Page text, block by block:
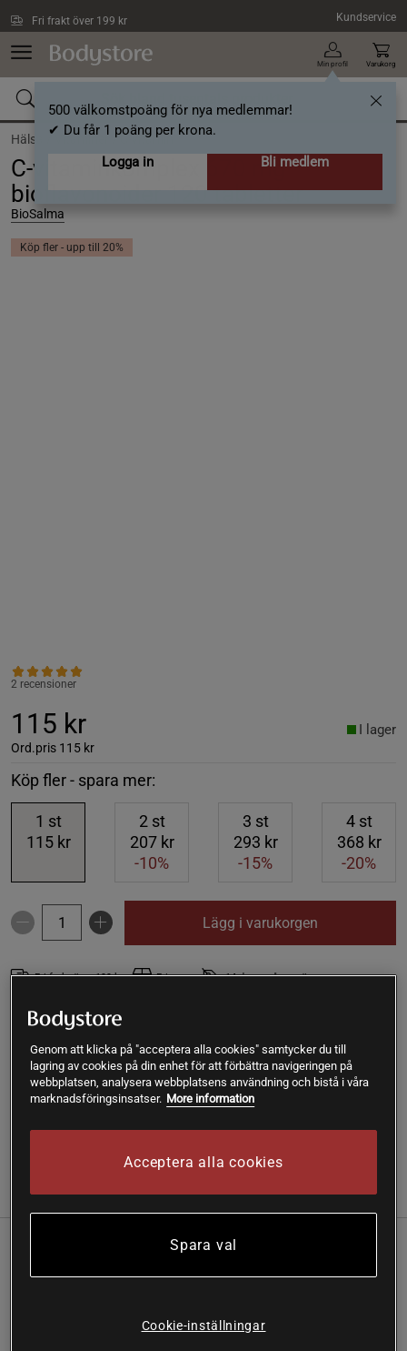
Fri frakt över 199 kr Kundservice
Min profil
500 välkomstpoäng för nya medlemmar!
✔ Du får 1 poäng per krona.
Logga in
Bli medlem
Varukorg
Hälsa / Vitaminer /C-vitamin
C-vitaminkomplex 670 mg
bioflavonoider 120 tabletter
BioSalma
Köp fler - upp till 20%
2 recensioner
115 kr
Ord.pris 115 kr
I lager
Köp fler - spara mer:
1 st
115 kr
2 st
207 kr
-10%
3 st
293 kr
-15%
4st
368 kr
-20%
Lägg i varukorgen
Fri frakt över 199 kr Fri retur 14 dagars ångerrätt
SKU #A2120-38| EAN
C-vitamin 670mg bioflavonoider är ett kosttillskott från
BioSalma med vitamin C + bioflavonoider. I form av late
release tabletter med långsam upplösning.
Läs mer
Information Recensioner(2) Näring & Ingredienser
C-vitamin 670mg bioflavonoider är ett kosttillskott från
BioSalma med vitamin C + bioflavonoider. I form av late
Vitamin C är ett vitamin med många olika funktioner. Det
Genom att klicka på "acceptera alla cookies" samtycker du till
lagring av cookies på din enhet för att förbättra navigeringen på
webbplatsen, analysera webbplatsens användning och bistå i våra
marknadsföringsinsatser. More information
Acceptera alla cookies
Spara val
Cookie-inställningar